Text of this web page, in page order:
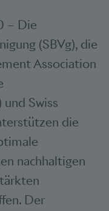
– Die
(SBVg), die
Association
Swiss
die
nachhaltigen
Der